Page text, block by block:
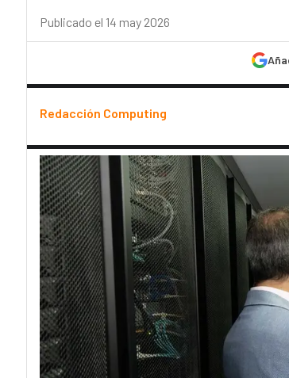
Publicado el 14 may 2026
Redacción Computing